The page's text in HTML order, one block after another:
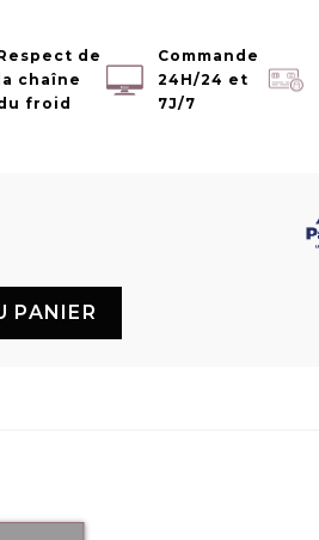
de
la chaîne
froid
Commande
24H/24 et
7J/7
PANIER